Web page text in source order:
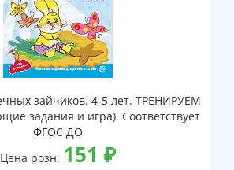
зайчиков. 4-5 лет. ТРЕНИРУЕМ
задания и игра). Соответствует
ФГОС ДО
Цена розн: 151 ₽